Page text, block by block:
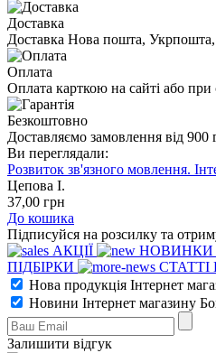
Доставка
Доставка Нова пошта, Укрпошта,
Оплата
Оплата карткою на сайті або при
Безкоштовно
Доставляємо замовлення від 900
Ви переглядали:
Розвиток зв'язного мовлення.
Цепова І.
37,00 грн
До кошика
Підписуйся на розсилку та
АКЦІЇ
НОВИНКИ
ПІДБІРКИ
СТАТТІ
Нова продукція Інтернет
Новини Інтернет магазину
Залишити відгук